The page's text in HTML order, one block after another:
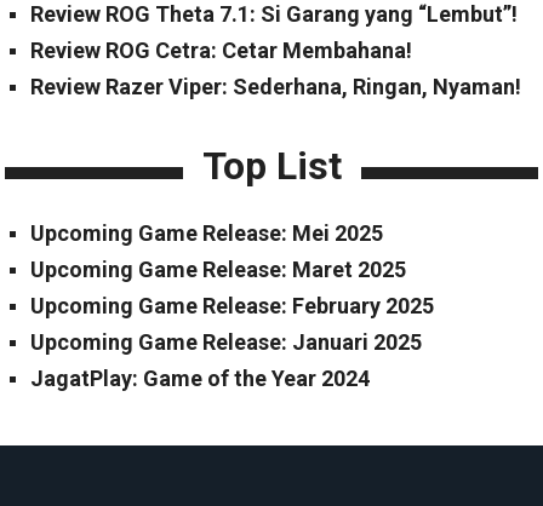
Review ROG Theta 7.1: Si Garang yang “Lembut”!
Review ROG Cetra: Cetar Membahana!
Review Razer Viper: Sederhana, Ringan, Nyaman!
Top List
Upcoming Game Release: Mei 2025
Upcoming Game Release: Maret 2025
Upcoming Game Release: February 2025
Upcoming Game Release: Januari 2025
JagatPlay: Game of the Year 2024